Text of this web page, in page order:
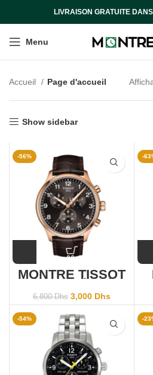
LIVRAISON GRATUITE
Menu
Accueil Page d'accueil
Show sidebar
-56%
MONTRE TISSOT
Chrono Classic
XLChrono Classic
XL Chronograph
6,800Dhs 3,000 Dhs
-
-54% -